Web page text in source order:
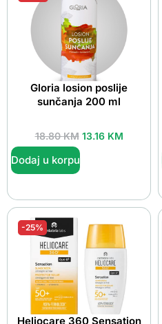
Gloria losion poslije
sunčanja 200 ml
18.80KM 13.16 KM
Dodaj u korpu
-25%
Heliocare 360 Sensation